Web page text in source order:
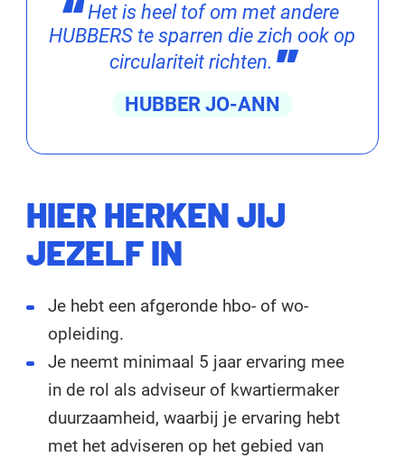
Het is heel tof om met andere
HUBBERS te sparren die zich ook op
circulariteit richten.
HUBBER JO-ANN
HIER HERKEN JIJ
JEZELF IN
Je hebt een afgeronde hbo- of wo-
opleiding.
Je neemt minimaal 5 jaar ervaring mee
in de rol als adviseur of kwartiermaker
duurzaamheid, waarbij je ervaring hebt
met het adviseren op het gebied van